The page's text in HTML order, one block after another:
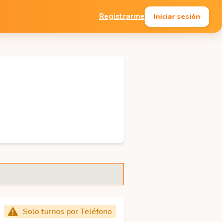
Registrarme Iniciar sesión
Solo turnos por Teléfono